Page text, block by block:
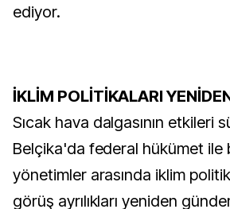
ediyor.
İKLİM POLİTİKALARI
Sıcak hava dalgasının etkileri
Belçika'da federal hükümet ile
yönetimler arasında iklim
görüş ayrılıkları yeniden